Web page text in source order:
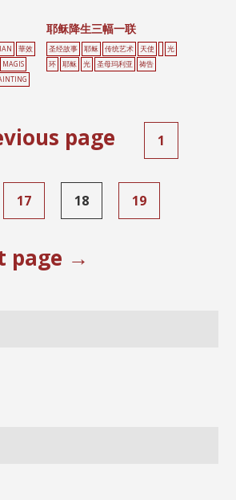
華效
MAGIS
耶稣降生三幅一联
圣经故事 耶稣 传统艺术 天使
光
环
耶稣 光 圣母玛利亚 祷告
page 1
17 18 19
page →